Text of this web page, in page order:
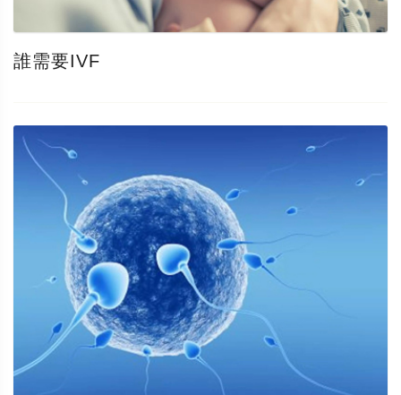
誰需要IVF